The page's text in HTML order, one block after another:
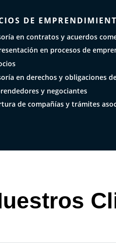
DE
en contratos y acuerdos
en procesos de
en derechos y obligaciones
y negociantes
de compañías y trámites